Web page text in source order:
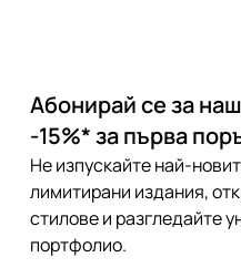
Абонирай се за
-15%* за първа
Не изпускайте най-
лимитирани издания,
стилове и разгледайте
портфолио.